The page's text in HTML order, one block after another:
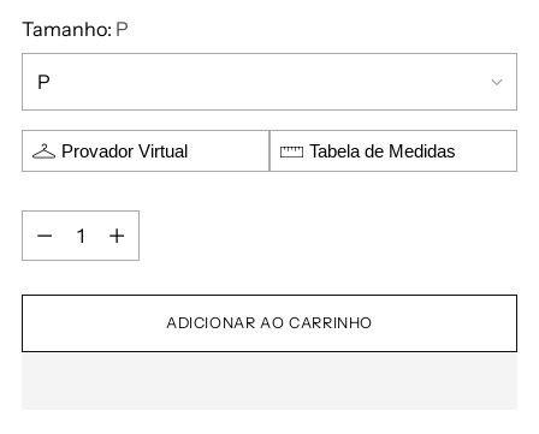
Tamanho: P
Provador Virtual Tabela de Medidas
ADICIONAR AO CARRINHO